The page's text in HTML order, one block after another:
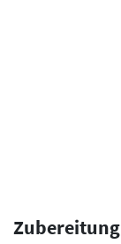
Zubereitung